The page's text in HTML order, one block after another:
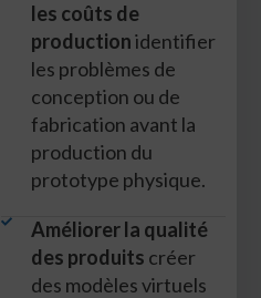
les coûts de
productionidentifier
les problèmes de
conception ou de
fabrication avant la
production du
prototype physique.
Améliorer la qualité
des produits créer
des modèles virtuels